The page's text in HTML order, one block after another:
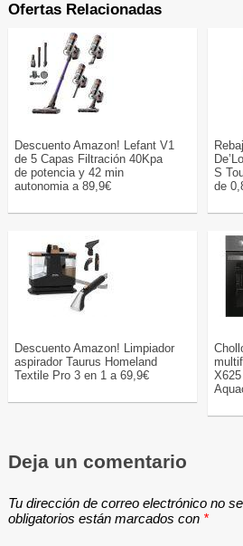
Ofertas Relacionadas
Descuento Amazon! Lefant V1
de 5 Capas Filtración 40Kpa
de potencia y 42 min
autonomia a 89,9€
S
de
Descuento Amazon! Limpiador
aspirador Taurus Homeland
Textile Pro 3 en 1 a 69,9€
Deja un comentario
Tu dirección de correo electrónico no
obligatorios están marcados con *